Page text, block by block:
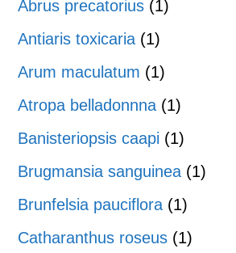
Abrus precatorius (1)
Antiaris toxicaria (1)
Arum maculatum (1)
Atropa belladonnna (1)
Banisteriopsis caapi (1)
Brugmansia sanguinea (1)
Brunfelsia pauciflora (1)
Catharanthus roseus (1)